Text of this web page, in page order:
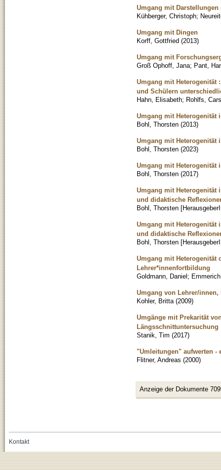
Umgang mit
Kühberger, Christoph;
Umgang mit Dingen
Korff, Gottfried (2013)
Umgang mit
Groß Ophoff, Jana; Pant,
Umgang mit Heterogenität
und Schülern
Hahn, Elisabeth; Rohlfs,
Umgang mit Heterogenität
Bohl, Thorsten (2013)
Umgang mit
Bohl, Thorsten (2023)
Umgang mit
Bohl, Thorsten (2017)
Umgang mit Heterogenität
und didaktische
Bohl, Thorsten
Umgang mit Heterogenität
und didaktische
Bohl, Thorsten
Umgang mit Heterogenität
Lehrer*innenfortbildung
Goldmann, Daniel;
Umgang von Lehrer/
Kohler, Britta (2009)
Umgänge mit Prekarität
Längsschnittuntersuchung
Stanik, Tim (2017)
"Umleitungen" aufwerten -
Flitner, Andreas (2000)
Anzeige der Dokumente
Kontakt